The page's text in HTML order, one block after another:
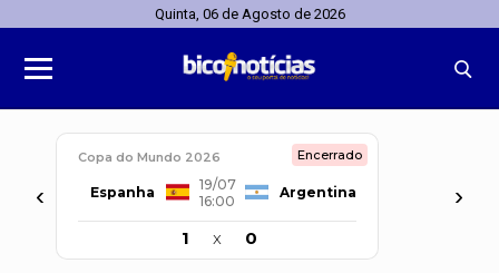
Quinta, 06 de Agosto de 2026
‹
Copa do Mundo 2026 Encerrado
Espanha
19/07
16:00
Argentina
1 x 0
›